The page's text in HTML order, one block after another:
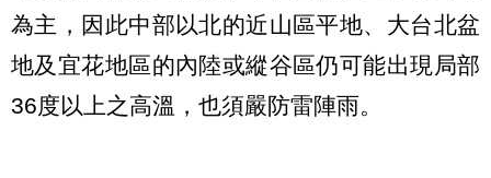
為主，因此中部以北的近山區平地、大台北盆
地及宜花地區的內陸或縱谷區仍可能出現局部
36度以上之高溫，也須嚴防雷陣雨。